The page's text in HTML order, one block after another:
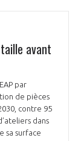
1
avant
par
de pièces
contre 95
dans
sa surface